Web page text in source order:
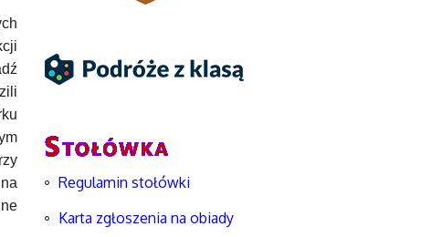
Regulamin stołówki
Karta zgłoszenia na obiady